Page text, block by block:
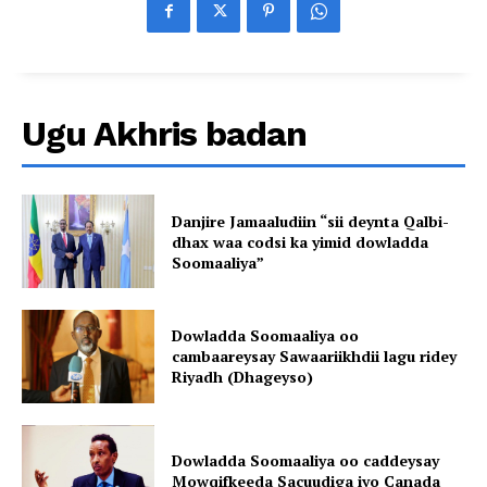
Ugu Akhris badan
Danjire Jamaaludiin “sii deynta Qalbi-
dhax waa codsi ka yimid dowladda
Soomaaliya”
Dowladda Soomaaliya oo
cambaareysay Sawaariikhdii lagu ridey
Riyadh (Dhageyso)
Dowladda Soomaaliya oo caddeysay
Mowqifkeeda Sacuudiga iyo Canada